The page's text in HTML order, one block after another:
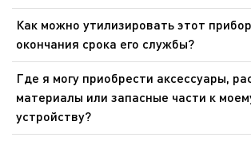
Аксессуары с антипригарным
с использованием абразивного
абразивной губки. Теплая вода и
посуды идеально подойдет для
аксессуаров из нержавеющей стали мы
специализированные очистители для
стали.
Как можно утилизировать этот
окончания срока его службы?
В приборе содержатся ценные
могут быть подвергнуты вторичной
Отнесите его на городской пункт сбора
Где я могу приобрести аксессуары,
материалы или запасные части к
устройству?
Пожалуйста, перейдите в раздел